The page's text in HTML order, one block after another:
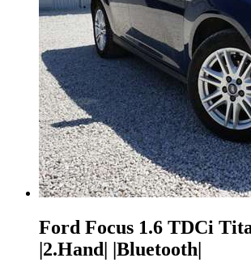
Ford Focus 1.6 TDCi
|2.Hand| |Bluetooth|